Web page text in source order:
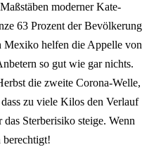
moderner Kate-
63 Prozent der Bevölkerung
Mexiko helfen die Appelle von
so gut wie gar nichts.
die zweite Corona-Welle,
zu viele Kilos den Verlauf
Sterberisiko steige. Wenn
berechtigt!